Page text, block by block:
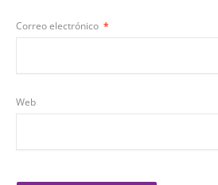
Correo electrónico *
Web